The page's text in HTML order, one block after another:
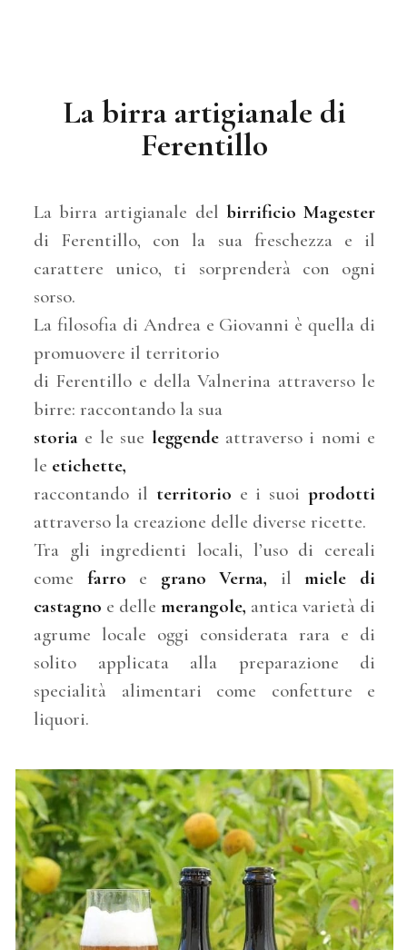
La birra artigianale di
Ferentillo
La birra artigianale del birrificio Magester
di Ferentillo, con la sua freschezza e il
carattere unico, ti sorprenderà con ogni
sorso.
La filosofia di Andrea e Giovanni è quella di
promuovere il territorio
di Ferentillo e della Valnerina attraverso le
birre: raccontando la sua
storia e le sue leggendeattraverso i nomi e
le etichette,
raccontando il territorio e i suoiprodotti
attraverso la creazione delle diverse ricette.
Tra gli ingredienti locali, l’uso di cereali
come farro e grano Verna, ilmiele di
castagno e delle merangole, antica varietà di
agrume locale oggi considerata rara e di
solito applicata alla preparazione di
specialità alimentari come confetture e
liquori.